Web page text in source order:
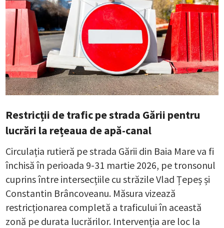
Restricții de trafic pe strada Gării pentru
lucrări la rețeaua de apă-canal
Circulația rutieră pe strada Gării din Baia Mare va fi
închisă în perioada 9-31 martie 2026, pe tronsonul
cuprins între intersecțiile cu străzile Vlad Țepeș și
Constantin Brâncoveanu. Măsura vizează
restricționarea completă a traficului în această
zonă pe durata lucrărilor. Intervenția are loc la